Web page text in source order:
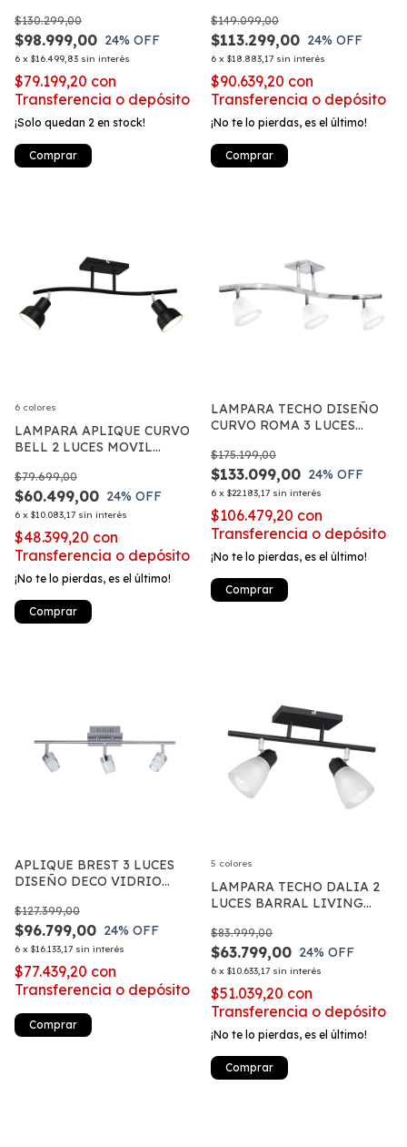
$98.999,00
$130.299,00
24% OFF
6 x $16.499,83 sin interés
$79.199,20 con
Transferencia o depósito
¡Solo quedan 2 en stock!
Comprar
LED E27
$113.299,00
$149.099,00
24% OFF
6 x $18.883,17 sin interés
$90.639,20 con
Transferencia o depósito
¡No te lo pierdas, es el último!
Comprar
LAMPARA APLIQUE CURVO
BELL 2 LUCES MOVIL
$60.499,00
$79.699,00
24% OFF
6 x $10.083,17 sin interés
$48.399,20 con
Transferencia o depósito
¡No te lo pierdas, es el último!
6 colores
Comprar
LAMPARA TECHO DISEÑO
CURVO ROMA 3 LUCES
APTO G9
$133.099,00
$175.199,00
24% OFF
6 x $22.183,17 sin interés
$106.479,20 con
Transferencia o depósito
¡No te lo pierdas, es el último!
APLIQUE BREST 3 LUCES
DISEÑO DECO VIDRIO
$96.799,00
$127.399,00
24% OFF
6 x $16.133,17 sin interés
$77.439,20 con
Transferencia o depósito
Comprar
LAMPARA TECHO DALIA 2
LUCES BARRAL LIVING
$63.799,00
$83.999,00
24% OFF
6 x $10.633,17 sin interés
$51.039,20 con
Transferencia o depósito
¡No te lo pierdas, es el último!
5 colores
Comprar